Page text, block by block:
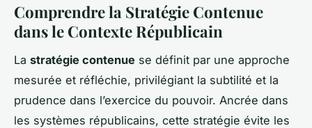
Comprendre la Stratégie Contenue
dans le Contexte Républicain
La stratégie contenue se définit par une approche
mesurée et réfléchie, privilégiant la subtilité et la
prudence dans l’exercice du pouvoir. Ancrée dans
les systèmes républicains, cette stratégie évite les